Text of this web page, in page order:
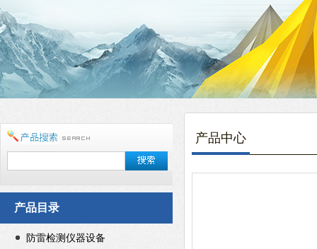
产品目录
防雷检测仪器设备
产品中心